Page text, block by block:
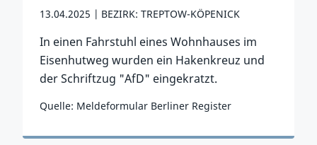
13.04.2025 BEZIRK: TREPTOW-KÖPENICK
In einen Fahrstuhl eines Wohnhauses im
Eisenhutweg wurden ein Hakenkreuz und
der Schriftzug "AfD" eingekratzt.
Quelle: Meldeformular Berliner Register
Zum Vorfall